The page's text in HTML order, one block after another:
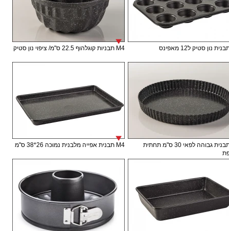
M4 תבניות קוגלהוף 22.5 ס"מ/ ציפוי נון סטיק
M4 תבנית גבוהה לפאי 30 ס"מ תחתית
M4 תבנית אפייה מלבנית נמוכה 26*38 ס"מ